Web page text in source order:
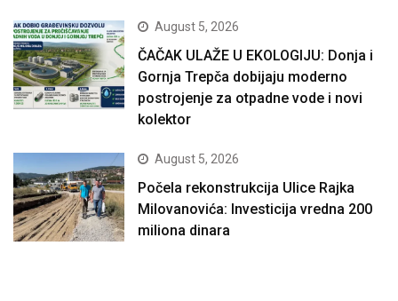
August 5, 2026
ČAČAK ULAŽE U EKOLOGIJU: Donja i
Gornja Trepča dobijaju moderno
postrojenje za otpadne vode i novi
kolektor
August 5, 2026
Počela rekonstrukcija Ulice Rajka
Milovanovića: Investicija vredna 200
miliona dinara